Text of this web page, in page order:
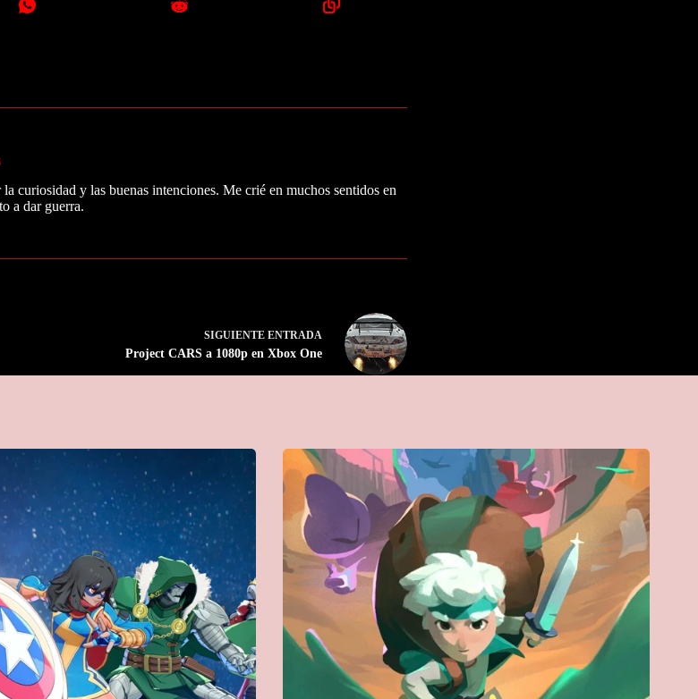
curiosidad y las buenas intenciones. Me crié en muchos sentidos en
a dar guerra.
SIGUIENTEENTRADA
Project CARS a 1080p en Xbox One